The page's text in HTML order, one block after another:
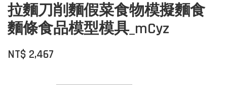
拉麵刀削麵假菜食物模擬麵食
麵條食品模型模具_mCyz
NT$ 2,467